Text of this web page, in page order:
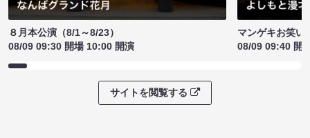
８月本公演（8/1～8/23）
08/09 09:30 開場 10:00 開演
マンゲキお笑い
08/09 09:40 開
サイトを閲覧する